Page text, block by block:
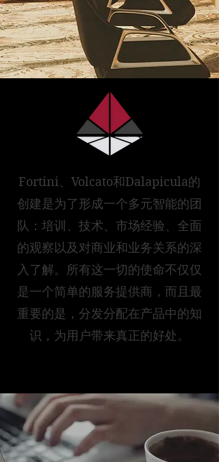
关于我们
Fortini、Volcato和Dalapicula的
创建是为了形成一个多元智能的团
队：培训、技术、市场经验、全面
的观察以及对商业和业务关系的深
入了解。所有这一切的使命不仅仅
是一个简单的服务提供商，而且最
重要的是，分发分配在产品中的知
识，为用户带来真正的好处。